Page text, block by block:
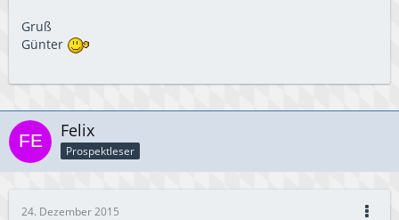
Gruß
Günter
Felix
Prospektleser
24. Dezember 2015